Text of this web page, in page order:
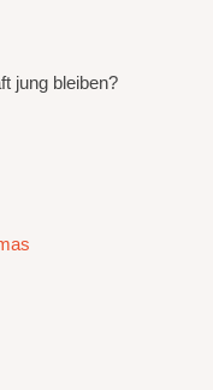
jung bleiben?